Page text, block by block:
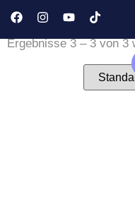
Ergebnisse 3 – 3 von 3